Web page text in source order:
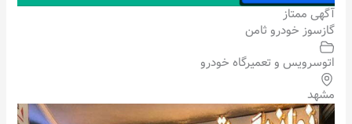
آگهی ممتاز
گازسوز خودرو ثامن
اتوسرویس و تعمیرگاه خودرو
مشهد